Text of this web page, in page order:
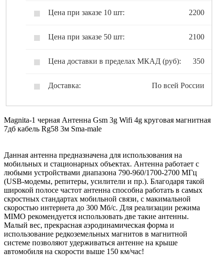
Цена при заказе 10 шт: 2200
Цена при заказе 50 шт: 2100
Цена доставки в пределах МКАД (руб): 350
Доставка: По всей России
Magnita-1 черная Антенна Gsm 3g Wifi 4g круговая магнитная
7дб кабель Rg58 3м Sma-male
Данная антенна предназначена для использования на
мобильных и стационарных объектах. Антенна работает с
любыми устройствами диапазона 790-960/1700-2700 МГц
(USB-модемы, репитеры, усилители и пр.). Благодаря такой
широкой полосе частот антенна способна работать в самых
скростных стандартах мобильной связи, с макимальной
скоростью интернета до 300 Мб/с. Для реализации режима
MIMO рекомендуется использовать две такие антенны.
Малый вес, прекрасная аэродинамическая форма и
использование редкоземельных магнитов в магнитной
системе позволяют удерживаться антенне на крыше
автомобиля на скорости выше 150 км/час!